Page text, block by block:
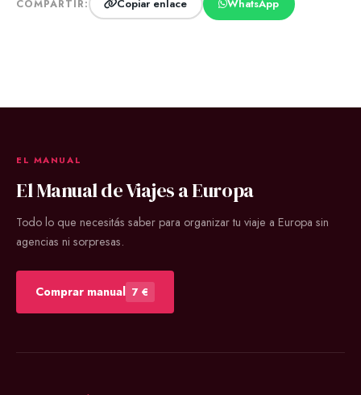
COMPARTIR: Copiar enlace WhatsApp
EL MANUAL
El Manual de Viajes a Europa
Todo lo que necesitás saber para organizar tu viaje a Europa sin
agencias ni sorpresas.
Comprar manual 7 €